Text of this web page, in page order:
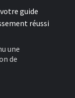
guide
réussi
une
de